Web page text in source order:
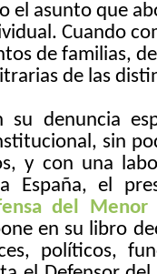
el asunto que
Cuando
de familias,
de las
su denuncia
sin
y con una
España, el
del Menor
en su libro
políticos,